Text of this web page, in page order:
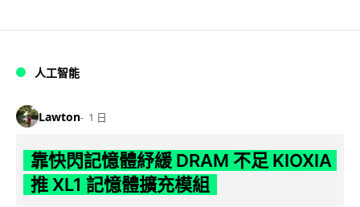
人工智能
Lawton 1 日
靠快閃記憶體紓緩 DRAM 不足 KIOXIA
推 XL1 記憶體擴充模組